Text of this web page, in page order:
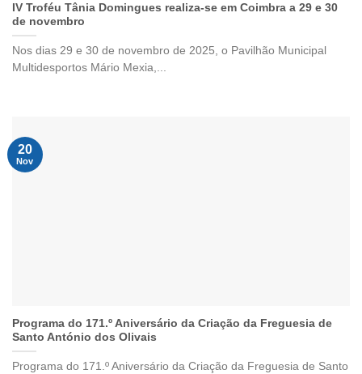
IV Troféu Tânia Domingues realiza-se em Coimbra a 29 e 30
de novembro
Nos dias 29 e 30 de novembro de 2025, o Pavilhão Municipal
Multidesportos Mário Mexia,...
Programa do 171.º Aniversário da Criação da Freguesia de
Santo António dos Olivais
Programa do 171.º Aniversário da Criação da Freguesia de Santo
20
Nov